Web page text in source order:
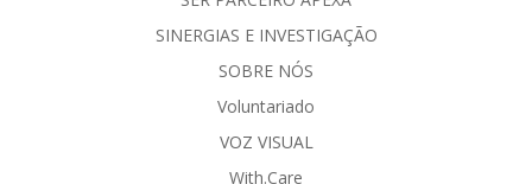
SINERGIAS E INVESTIGAÇÃO
SOBRE NÓS
Voluntariado
VOZ VISUAL
With.Care